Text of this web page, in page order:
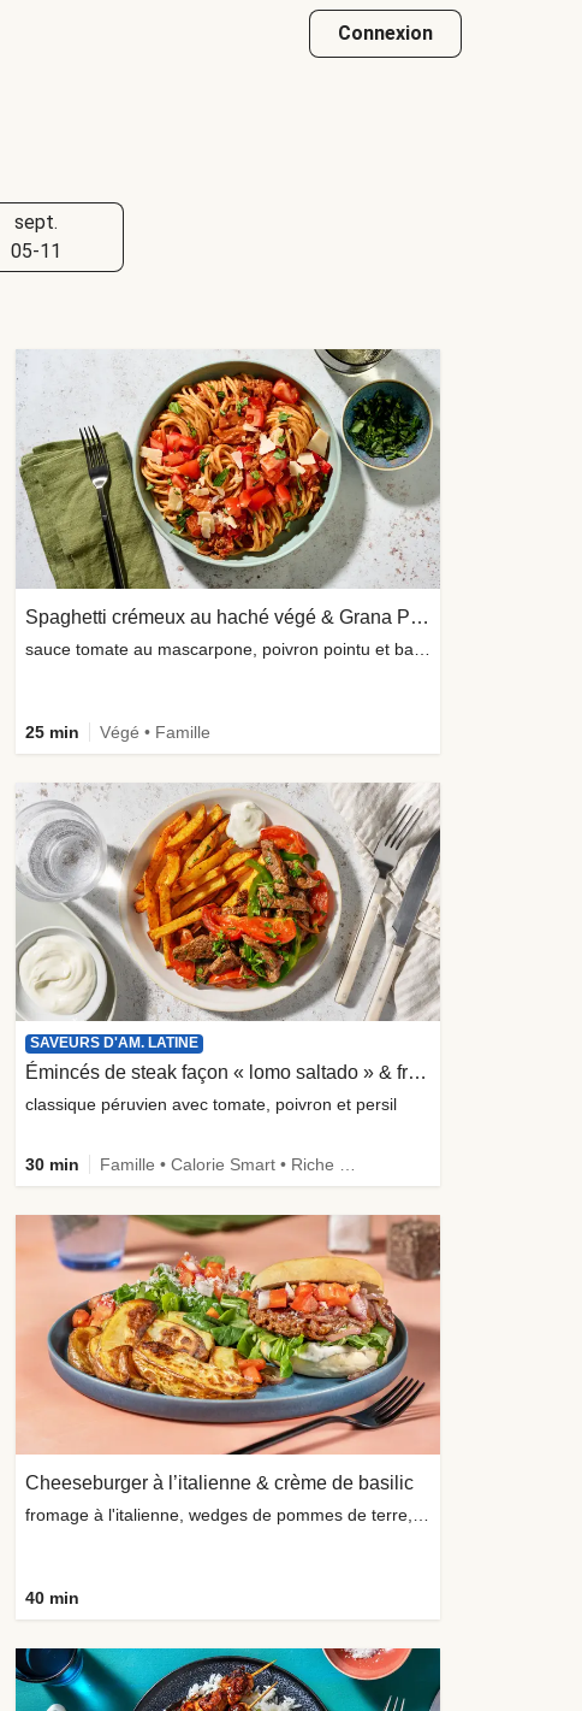
Connexion
sept.
05-11
Spaghetti crémeux au haché végé & Grana Padano
25 min Végé • Famille
SAVEURS D'AM. LATINE
Émincés de steak façon « lomo saltado » & frites
classique péruvien avec tomate, poivron et persil
30 min Famille • Calorie Smart • Riche en protéines
Cheeseburger à l’italienne & crème de basilic
fromage à l'italienne, wedges de pommes de terre, salade de roquette
40 min